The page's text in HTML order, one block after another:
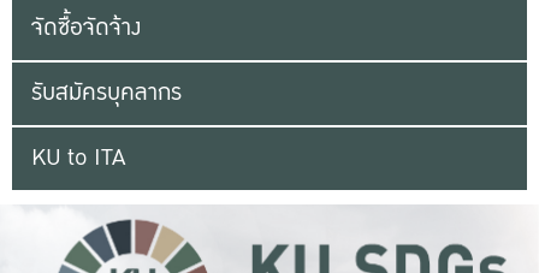
จัดซื้อจัดจ้าง
รับสมัครบุคลากร
KU to ITA